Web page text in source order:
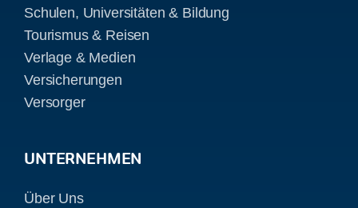
Schulen, Universitäten & Bildung
Tourismus & Reisen
Verlage & Medien
Versicherungen
Versorger
UNTERNEHMEN
Über Uns